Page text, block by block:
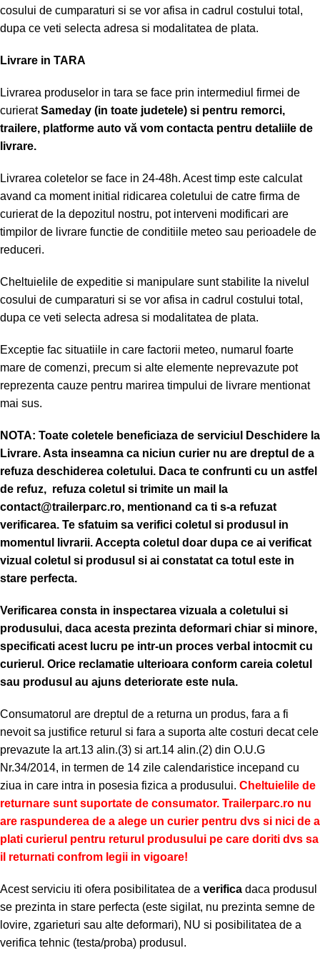
cosului de cumparaturi si se vor afisa in cadrul costului total,
dupa ce veti selecta adresa si modalitatea de plata.
Livrare in TARA
Livrarea produselor in tara se face prin intermediul firmei de
curieratSameday (in toate judetele) si pentru remorci,
trailere, platforme auto vă vom contacta pentru detaliile de
livrare.
Livrarea coletelor se face in 24-48h. Acest timp este calculat
avand ca moment initial ridicarea coletului de catre firma de
curierat de la depozitul nostru, pot interveni modificari are
timpilor de livrare functie de conditiile meteo sau perioadele de
reduceri.
Cheltuielile de expeditie si manipulare sunt stabilite la nivelul
cosului de cumparaturi si se vor afisa in cadrul costului total,
dupa ce veti selecta adresa si modalitatea de plata.
Exceptie fac situatiile in care factorii meteo, numarul foarte
mare de comenzi, precum si alte elemente neprevazute pot
reprezenta cauze pentru marirea timpului de livrare mentionat
mai sus.
NOTA: Toate coletele beneficiaza de serviciul Deschidere la
Livrare. Asta inseamna ca niciun curier nu are dreptul de a
refuza deschiderea coletului. Daca te confrunti cu un astfel
de refuz, refuza coletul si trimite un mail la
contact@trailerparc.ro, mentionand ca ti s-a refuzat
verificarea. Te sfatuim sa verifici coletul si produsul in
momentul livrarii. Accepta coletul doar dupa ce ai verificat
vizual coletul si produsul si ai constatat ca totul este in
stare perfecta.
Verificarea consta in inspectarea vizuala a coletului si
produsului, daca acesta prezinta deformari chiar si minore,
specificati acest lucru pe intr-un proces verbal intocmit cu
curierul. Orice reclamatie ulterioara conform careia coletul
sau produsul au ajuns deteriorate este nula.
Consumatorul are dreptul de a returna un produs, fara a fi
nevoit sa justifice returul si fara a suporta alte costuri decat cele
prevazute la art.13 alin.(3) si art.14 alin.(2) din O.U.G
Nr.34/2014, in termen de 14 zile calendaristice incepand cu
ziua in care intra in posesia fizica a produsului. Cheltuielile de
returnare sunt suportate de consumator. Trailerparc.ro nu
are raspunderea de a alege un curier pentru dvs si nici de a
plati curierul pentru returul produsului pe care doriti dvs sa
il returnati confrom legii in vigoare!
Acest serviciu iti ofera posibilitatea de a verifica daca produsul
se prezinta in stare perfecta (este sigilat, nu prezinta semne de
lovire, zgarieturi sau alte deformari), NU si posibilitatea de a
verifica tehnic (testa/proba) produsul.